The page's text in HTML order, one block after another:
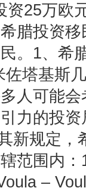
25万欧
腊投资移
。1、希
佐塔基斯
人可能会
力的投资
新规定，
范围内：
–